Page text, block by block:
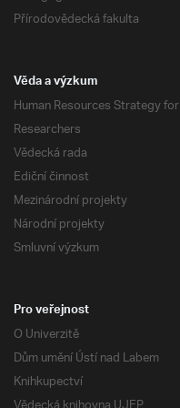
Přírodovědecká fakulta
Věda a výzkum
Human Resources Strategy for
Researchers
Vědecká rada
Ediční činnost
Mezinárodní projekty
Národní projekty
Smluvní výzkum
Pro veřejnost
O Univerzitě
Dům umění Ústí nad Labem
Knihkupectví